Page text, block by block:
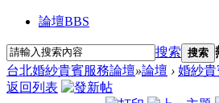
論壇BBS
搜索 搜索
台北婚紗貴賓服務論壇»論壇 › 婚紗
返回列表